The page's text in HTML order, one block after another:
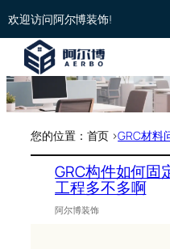
欢迎访问阿尔博装饰!
您的位置：首页 >GRC材料
GRC构件如何固
工程多不多啊
阿尔博装饰